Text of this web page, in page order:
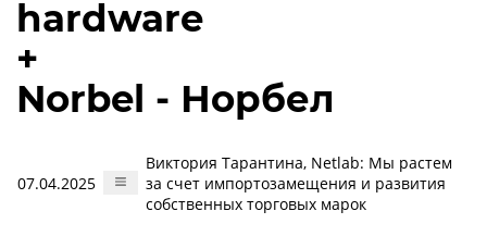
hardware
+
Norbel - Норбел
07.04.2025
Виктория Тарантина, Netlab: Мы растем
за счет импортозамещения и развития
собственных торговых марок